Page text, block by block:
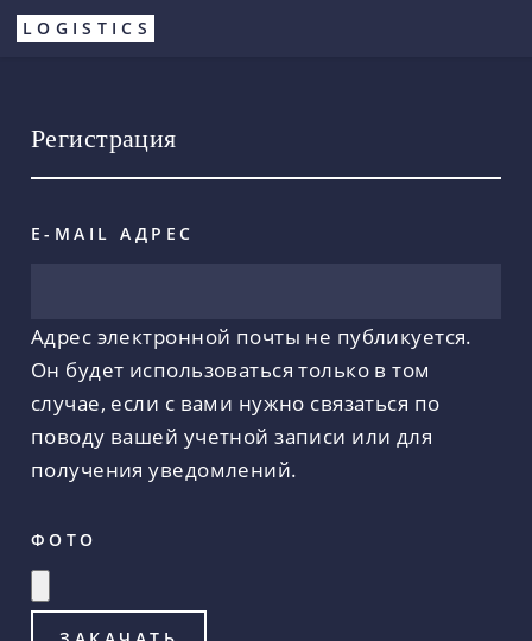
Перейти
LOGISTICS
Регистрация
E-MAIL АДРЕС
Адрес электронной почты не публикуется.
Он будет использоваться только в том
случае, если с вами нужно связаться по
поводу вашей учетной записи или для
получения уведомлений.
ФОТО